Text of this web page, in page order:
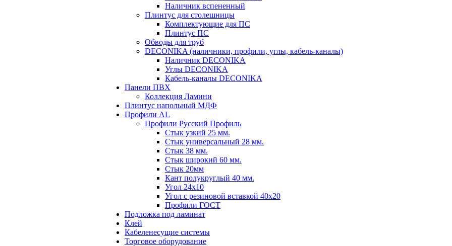
Наличник вспененный
Плинтус для столешницы
Комплектующие для ПС
Плинтус ПС
Обводы для труб
DECONIKA (наличники, профили, углы, кабель-каналы)
Наличник DECONIKA
Углы DECONIKA
Кабель-каналы DECONIKA
Панели ПВХ
Коллекция Ламини
Плинтус напольный МДФ
Профили AL
Профили Русский Профиль
Стык узкий 25 мм.
Стык универсальный 28 мм.
Стык 38 мм.
Стык широкий 60 мм.
Стык 20мм
Кант полукруглый 40 мм.
Угол 24х10
Угол с резиновой вставкой 40х20
Профили ГОСТ
Подложка под ламинат
Клей
Кабеленесущие системы
Торговое оборудование